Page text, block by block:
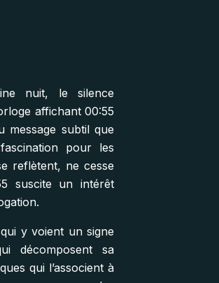
nuit, le silence
affichant 00:55
message subtil que
pour les
reflètent, ne cesse
suscite un intérêt
y voient un signe
décomposent sa
qui l’associent à